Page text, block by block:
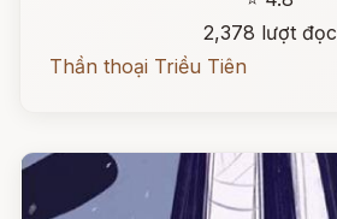
2,378 lượt đọc
Thần thoại Triều Tiên